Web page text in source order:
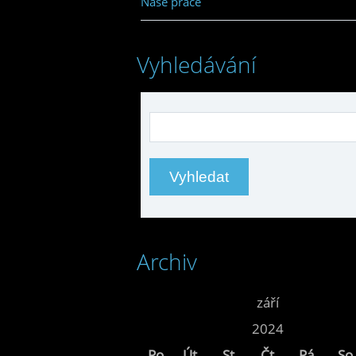
Vyhledávání
Archiv
září
2024